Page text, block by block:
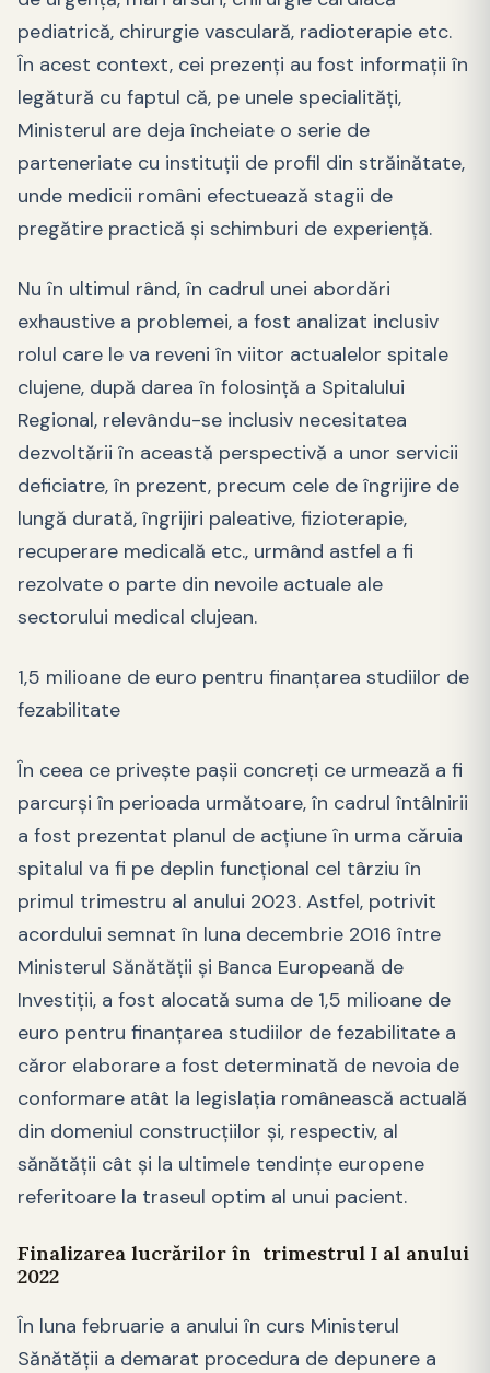
pediatrică, chirurgie vasculară, radioterapie etc.
În acest context, cei prezenţi au fost informaţii în
legătură cu faptul că, pe unele specialităţi,
Ministerul are deja încheiate o serie de
parteneriate cu instituţii de profil din străinătate,
unde medicii români efectuează stagii de
pregătire practică şi schimburi de experienţă.
Nu în ultimul rând, în cadrul unei abordări
exhaustive a problemei, a fost analizat inclusiv
rolul care le va reveni în viitor actualelor spitale
clujene, după darea în folosinţă a Spitalului
Regional, relevându-se inclusiv necesitatea
dezvoltării în această perspectivă a unor servicii
deficiatre, în prezent, precum cele de îngrijire de
lungă durată, îngrijiri paleative, fizioterapie,
recuperare medicală etc., urmând astfel a fi
rezolvate o parte din nevoile actuale ale
sectorului medical clujean.
1,5 milioane de euro pentru finanţarea studiilor de
fezabilitate
În ceea ce priveşte paşii concreţi ce urmează a fi
parcurşi în perioada următoare, în cadrul întâlnirii
a fost prezentat planul de acţiune în urma căruia
spitalul va fi pe deplin funcţional cel târziu în
primul trimestru al anului 2023. Astfel, potrivit
acordului semnat în luna decembrie 2016 între
Ministerul Sănătăţii şi Banca Europeană de
Investiţii, a fost alocată suma de 1,5 milioane de
euro pentru finanţarea studiilor de fezabilitate a
căror elaborare a fost determinată de nevoia de
conformare atât la legislaţia românească actuală
din domeniul construcţiilor şi, respectiv, al
sănătăţii cât şi la ultimele tendinţe europene
referitoare la traseul optim al unui pacient.
Finalizarea lucrărilor în trimestrul I al anului
2022
În luna februarie a anului în curs Ministerul
Sănătăţii a demarat procedura de depunere a